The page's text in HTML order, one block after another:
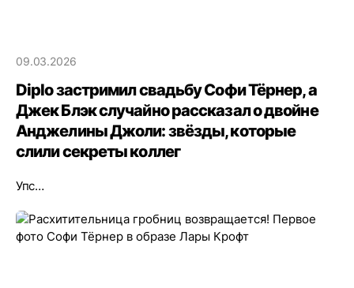
09.03.2026
Diplo застримил свадьбу Софи Тёрнер, а
Джек Блэк случайно рассказал о двойне
Анджелины Джоли: звёзды, которые
слили секреты коллег
Упс…